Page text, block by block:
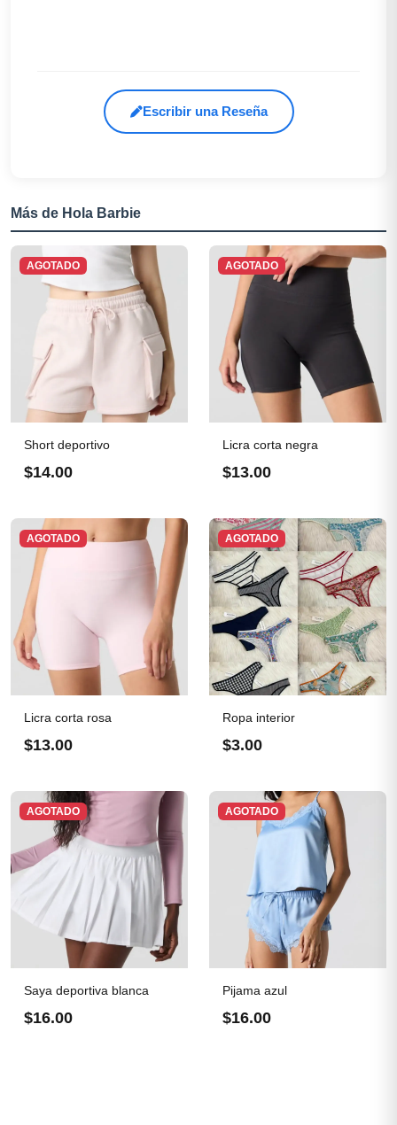
Escribir una Reseña
Más de Hola Barbie
AGOTADO
Short deportivo
$14.00
AGOTADO
Licra corta negra
$13.00
AGOTADO
Licra corta rosa
$13.00
AGOTADO
Ropa interior
$3.00
AGOTADO
Saya deportiva blanca
$16.00
AGOTADO
Pijama azul
$16.00